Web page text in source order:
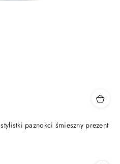
paznokci śmieszny prezent